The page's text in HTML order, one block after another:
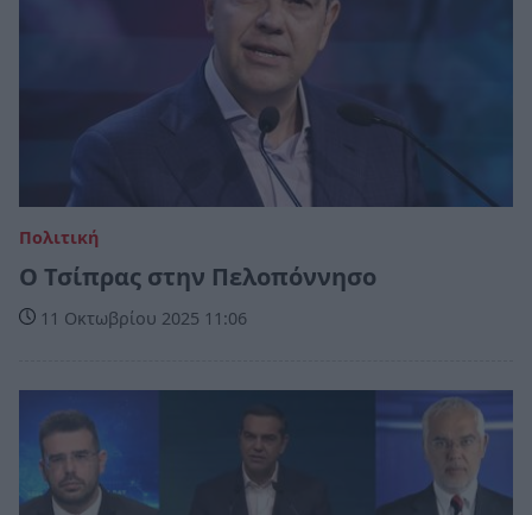
Πολιτική
Ο Τσίπρας στην Πελοπόννησο
11 Οκτωβρίου 2025 11:06